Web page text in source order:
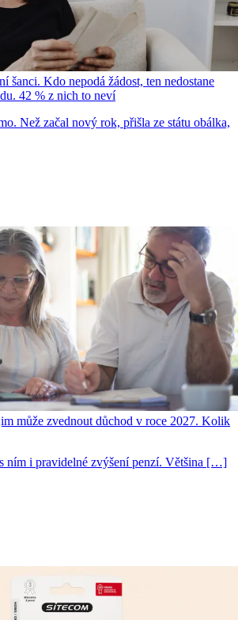
šanci. Kdo nepodá žádost, ten nedostane
42 % z nich to neví
Než začal nový rok, přišla ze státu obálka,
může zvednout důchod v roce 2027. Kolik
ním i pravidelné zvýšení penzí. Většina […]